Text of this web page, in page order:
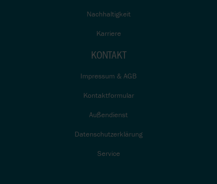
Nachhaltigkeit
Karriere
KONTAKT
Impressum & AGB
Kontaktformular
Außendienst
Datenschutzerklärung
Service